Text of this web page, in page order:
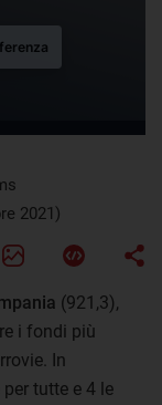
2021)
(921,3),
i fondi più
In
tutte e 4 le